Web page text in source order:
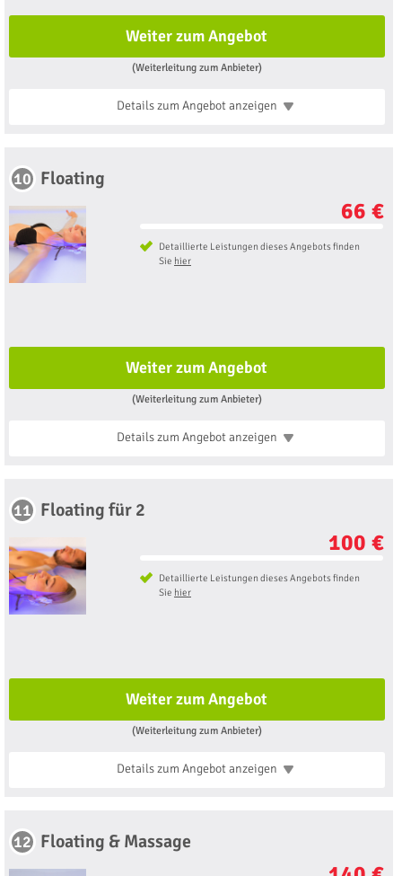
Weiter zum Angebot
(Weiterleitung zum Anbieter)
Details zum Angebotanzeigen
10 Floating
66 €
Detaillierte Leistungen dieses Angebots finden
Sie hier
Weiter zum Angebot
(Weiterleitung zum Anbieter)
Details zum Angebotanzeigen
11 Floating für 2
100 €
Detaillierte Leistungen dieses Angebots finden
Sie hier
Weiter zum Angebot
(Weiterleitung zum Anbieter)
Details zum Angebotanzeigen
12 Floating & Massage